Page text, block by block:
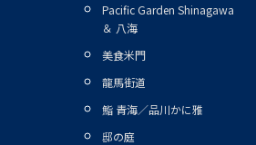
Pacific Garden Shinagawa
＆ 八海
美食米門
龍馬街道
鮨 青海／品川かに雅
邸の庭